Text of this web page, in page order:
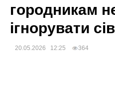
городникам
ігнорувати
20.05.2026 12:25 364